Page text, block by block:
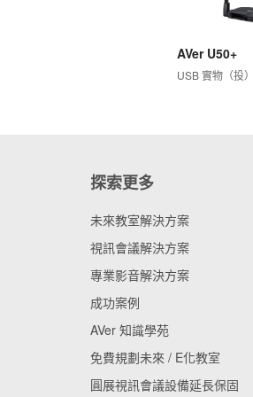
AVer U50+
USB 實物（投
探索更多
未來教室解決方案
視訊會議解決方案
專業影音解決方案
成功案例
AVer 知識學苑
免費規劃未來 / E化教室
圓展視訊會議設備延長保固